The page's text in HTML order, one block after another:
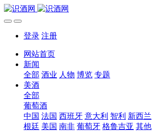
登录 注册
网站首页
新闻
全部 酒业 人物 博览 专题
美酒
全部
葡萄酒
中国 法国 西班牙 意大利 智利 新西兰
根廷 美国 南非 葡萄牙 格鲁吉亚 其他